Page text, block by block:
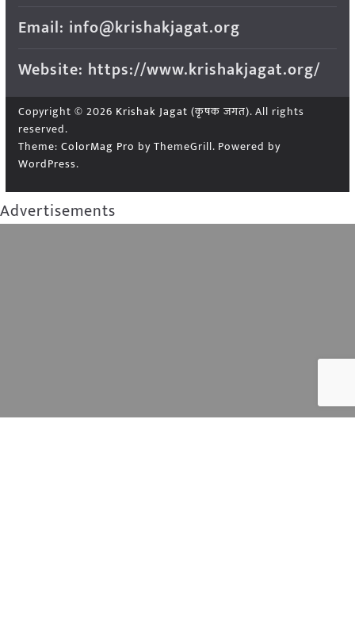
Email: info@krishakjagat.org
Website: https://www.krishakjagat.org/
Copyright © 2026 Krishak Jagat (कृषक जगत). All rights
reserved.
Theme: ColorMag Pro by ThemeGrill. Powered by
WordPress.
Advertisements